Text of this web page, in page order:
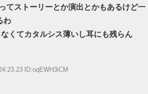
てストーリーとか演出とかもあるけど一
わ
くてカタルシス薄いし耳にも残らん
ID:oqEWH3iCM